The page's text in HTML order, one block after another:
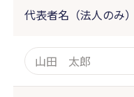
代表者名（法人のみ）